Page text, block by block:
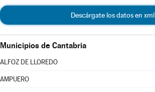
Descárgate los datos en xml
Municipios de Cantabria
ALFOZ DE LLOREDO
AMPUERO